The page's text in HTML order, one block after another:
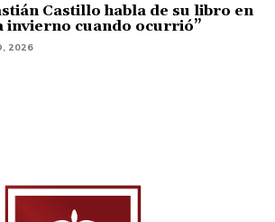
Castillo habla de su libro en
invierno cuando ocurrió”
2026